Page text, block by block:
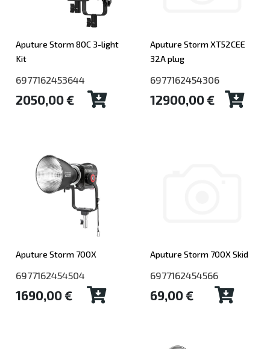
Aputure Storm 80C 3-light
Kit
6977162453644
2050,00 €
Aputure Storm XT52CEE
32A plug
6977162454306
12900,00 €
Aputure Storm 700X
6977162454504
1690,00 €
Aputure Storm 700X Skid
6977162454566
69,00 €